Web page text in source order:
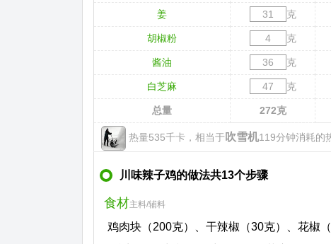
姜 克
胡椒粉 克
酱油 克
白芝麻 克
总量 272克
热量535千卡，相当于 吹雪机119分钟消耗的
川味辣子鸡的做法共13个步骤
食材主料/辅料
鸡肉块（200克）、干辣椒（30克）、花椒